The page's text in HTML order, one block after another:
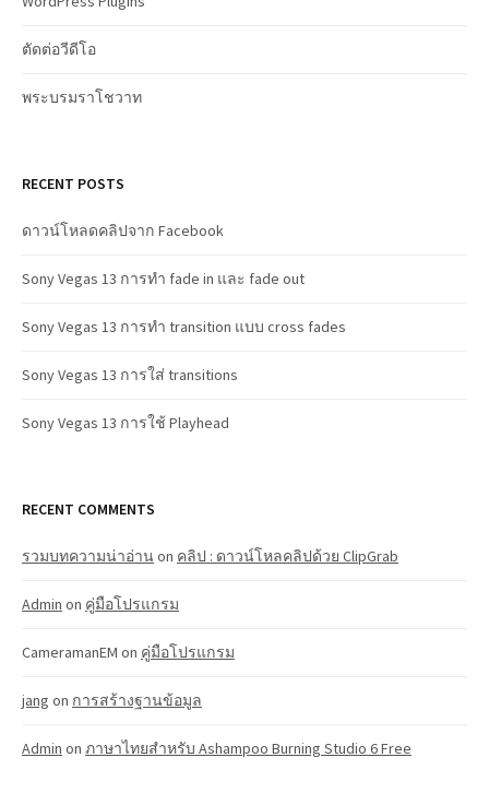
ตัดต่อวีดีโอ
พระบรมราโชวาท
RECENT POSTS
ดาวน์โหลดคลิปจาก Facebook
Sony Vegas 13 การทำ fade in และ fade out
Sony Vegas 13 การทำ transition แบบ cross fades
Sony Vegas 13 การใส่ transitions
Sony Vegas 13 การใช้ Playhead
RECENT COMMENTS
รวมบทความน่าอ่านon คลิป : ดาวน์โหลคลิปด้วย ClipGrab
Admin on คู่มือโปรแกรม
CameramanEM on คู่มือโปรแกรม
jang on การสร้างฐานข้อมูล
Admin on ภาษาไทยสำหรับ Ashampoo Burning Studio 6 Free